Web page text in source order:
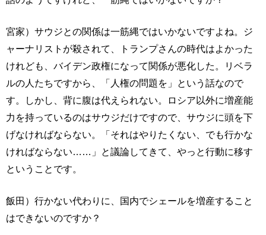
宮家）サウジとの関係は一筋縄ではいかないですよね。ジ
ャーナリストが殺されて、トランプさんの時代はよかった
けれども、バイデン政権になって関係が悪化した。リベラ
ルの人たちですから、「人権の問題を」という話なので
す。しかし、背に腹は代えられない。ロシア以外に増産能
力を持っているのはサウジだけですので、サウジに頭を下
げなければならない。「それはやりたくない、でも行かな
ければならない……」と議論してきて、やっと行動に移す
ということです。
飯田）行かない代わりに、国内でシェールを増産すること
はできないのですか？